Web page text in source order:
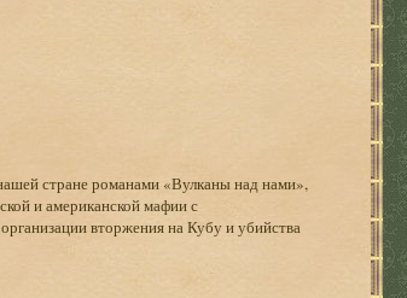
стране романами «Вулканы над нами»,
и американской мафии с
вторжения на Кубу и убийства